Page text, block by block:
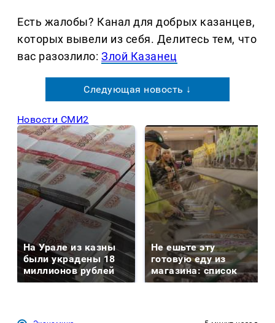
Есть жалобы? Канал для добрых казанцев,
которых вывели из себя. Делитеcь тем, что
вас разозлило:Злой Казанец
Следующая новость ↓
Новости СМИ2
На Урале из казны
были украдены 18
миллионов рублей
Не ешьте эту
готовую еду из
магазина: список